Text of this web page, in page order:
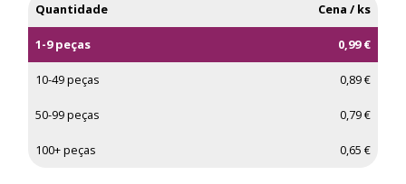
Quantidade Cena / ks
1-9 peças 0,99 €
10-49 peças 0,89 €
50-99 peças 0,79 €
100+ peças 0,65 €